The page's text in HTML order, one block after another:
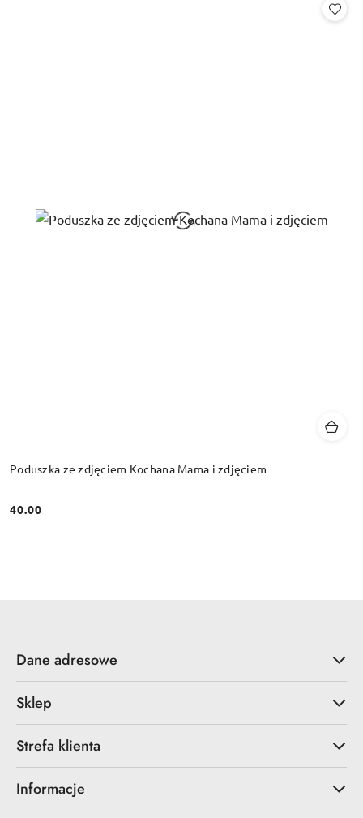
Poduszka ze zdjęciem Kochana Mama i zdjęciem
Cena:
40.00
Dane adresowe
Sklep
Strefa klienta
Informacje